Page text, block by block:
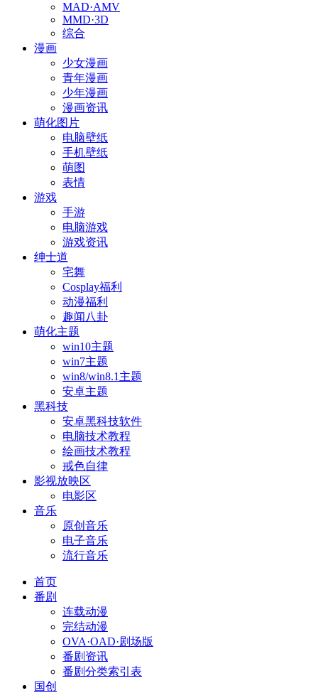
MAD·AMV
MMD·3D
综合
漫画
少女漫画
青年漫画
少年漫画
漫画资讯
萌化图片
电脑壁纸
手机壁纸
萌图
表情
游戏
手游
电脑游戏
游戏资讯
绅士道
宅舞
Cosplay福利
动漫福利
趣闻八卦
萌化主题
win10主题
win7主题
win8/win8.1主题
安卓主题
黑科技
安卓黑科技软件
电脑技术教程
绘画技术教程
戒色自律
影视放映区
电影区
音乐
原创音乐
电子音乐
流行音乐
首页
番剧
连载动漫
完结动漫
OVA·OAD·剧场版
番剧资讯
番剧分类索引表
国创